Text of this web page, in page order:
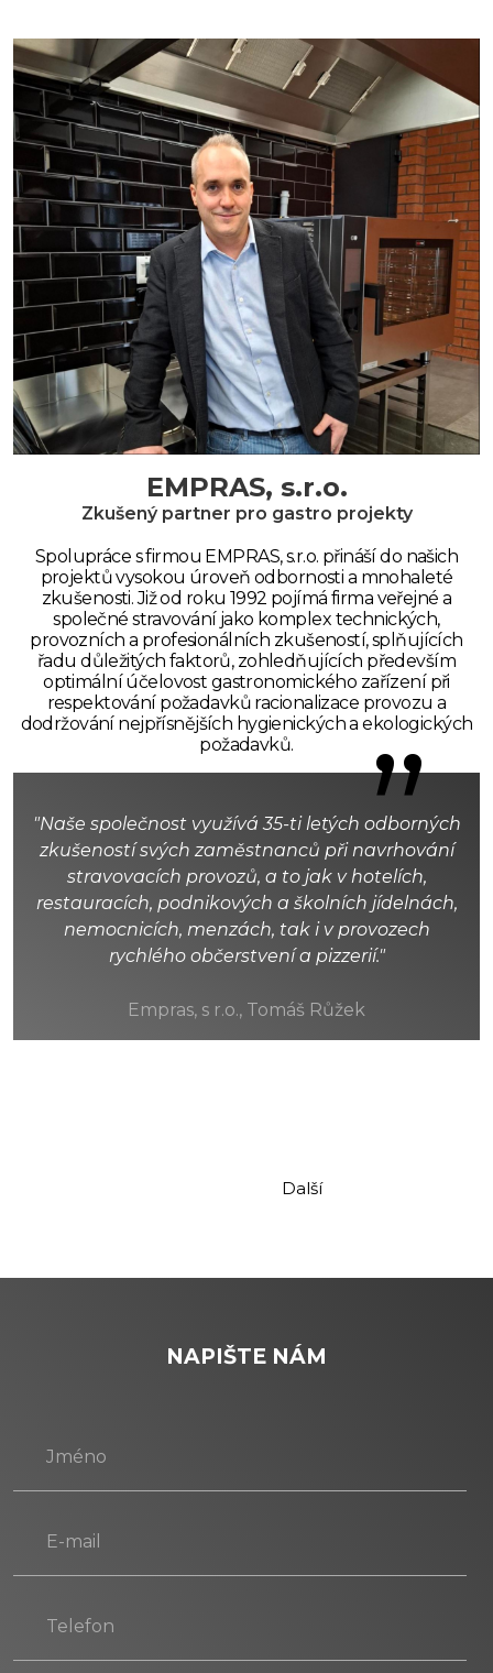
EMPRAS, s.r.o.
Zkušený partner pro gastro projekty
Spolupráce s firmou EMPRAS, s.r.o. přináší do našich
projektů vysokou úroveň odbornosti a mnohaleté
zkušenosti. Již od roku 1992 pojímá firma veřejné a
společné stravování jako komplex technických,
provozních a profesionálních zkušeností, splňujících
řadu důležitých faktorů, zohledňujících především
optimální účelovost gastronomického zařízení při
respektování požadavků racionalizace provozu a
dodržování nejpřísnějších hygienických a ekologických
požadavků.
”
"Naše společnost využívá 35-ti letých odborných
zkušeností svých zaměstnanců při navrhování
stravovacích provozů, a to jak v hotelích,
restauracích, podnikových a školních jídelnách,
nemocnicích, menzách, tak i v provozech
rychlého občerstvení a pizzerií."
Empras, s r.o., Tomáš Růžek
Další
NAPIŠTE NÁM